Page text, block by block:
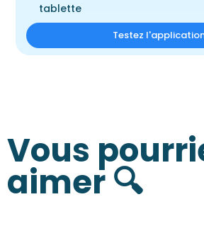
tablette
Testez
Vous
aimer 🔍